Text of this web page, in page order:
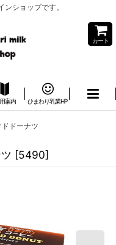
ショップです。
カート
案内 ひまわり乳業HP
ドーナツ
[5490]